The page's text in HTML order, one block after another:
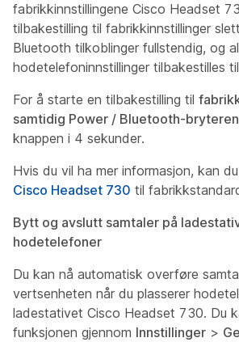
fabrikkinnstillingene Cisco Headset
tilbakestilling til fabrikkinnstillinger
Bluetooth tilkoblinger fullstendig, og
hodetelefoninnstillinger tilbakestilles
For å starte en tilbakestilling til
samtidig Power / Bluetooth-bryteren
knappen i 4 sekunder.
Hvis du vil ha mer informasjon, kan
Cisco Headset 730 til
Bytt og avslutt samtaler på
hodetelefoner
Du kan nå automatisk overføre
vertsenheten når du plasserer
ladestativet Cisco Headset 730. Du
funksjonen gjennom Innstillinger >